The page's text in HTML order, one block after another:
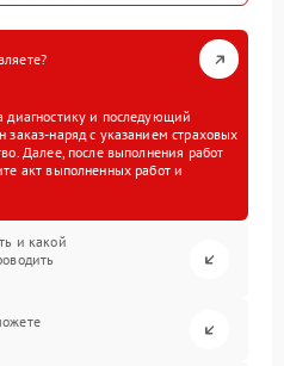
диагностику и последующий
заказ-наряд с указанием страховых
Далее, после выполнения работ
акт выполненных работ и
и какой